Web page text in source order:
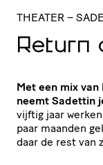
THEATER –
Return
Met een mix
neemt Sadettin
vijftig jaar
paar maanden
daar de rest van